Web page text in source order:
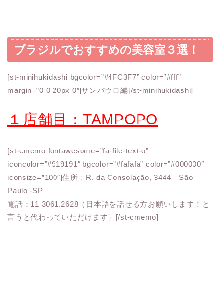
ブラジルでおすすめの美容室３選！
[st-minihukidashi bgcolor=”#4FC3F7″ color=”#fff”
margin=”0 0 20px 0″]サンパウロ編[/st-minihukidashi]
１店舗目：TAMPOPO
[st-cmemo fontawesome=”fa-file-text-o”
iconcolor=”#919191″ bgcolor=”#fafafa” color=”#000000″
iconsize=”100″]住所：R. da Consolação, 3444 São
Paulo -SP
電話：11 3061.2628（日本語を話せる方お願いします！と
言うと代わっていただけます）[/st-cmemo]